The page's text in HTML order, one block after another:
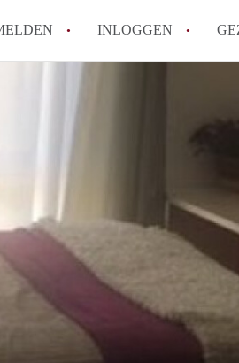
INLOGGEN
Wat is
Hoeveel
Berekent
Alle